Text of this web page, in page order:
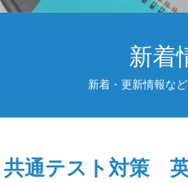
新着
新着・更新情報な
共通テスト対策